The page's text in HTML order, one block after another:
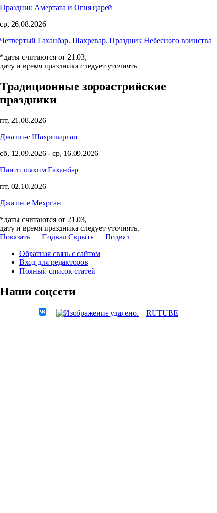
Праздник Амертата и Огня царей
ср, 26.08.2026
Четвертый Гаханбар. Шахревар. Праздник Небесного воинства
*даты считаются от 21.03,
дату и время праздника следует уточнять.
Традиционные зороастрийские
праздники
пт, 21.08.2026
Джашн-е Шахриварган
сб, 12.09.2026 - ср, 16.09.2026
Паити-шахим Гаханбар
пт, 02.10.2026
Джашн-е Мехрган
*даты считаются от 21.03,
дату и время праздника следует уточнять.
Подвал
Показать — Подвал Скрыть — Подвал
Обратная связь с сайтом
Вход для редакторов
Полный список статей
Наши соцсети
RUTUBE